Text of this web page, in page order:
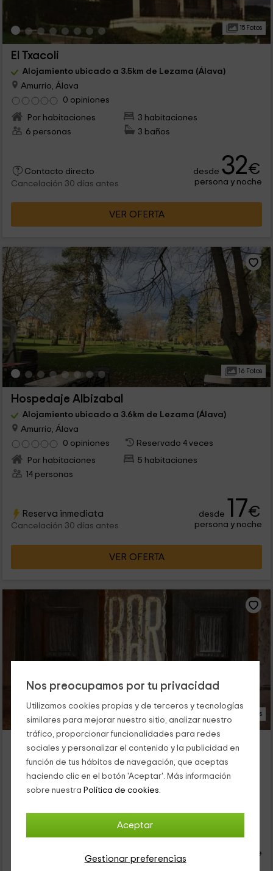
Nos preocupamos por tu privacidad
Utilizamos cookies propias y de terceros y tecnologías
similares para mejorar nuestro sitio, analizar nuestro
tráfico, proporcionar funcionalidades para redes
sociales y personalizar el contenido y la publicidad en
función de tus hábitos de navegación, que aceptas
haciendo clic en el botón 'Aceptar'. Más información
sobre nuestra Política de cookies.
Aceptar
Gestionar preferencias
15 Fotos
El Txacoli
Alojamiento ubicado a 3.5km de Lezama (Álava)
Amurrio, Álava
0 opiniones
Por habitaciones
3 habitaciones
6 personas
3 baños
Contacto directo
Cancelación 30 días antes
desde 32€
persona y noche
VER OFERTA
16 Fotos
Hospedaje Albizabal
Alojamiento ubicado a 3.6km de Lezama (Álava)
Amurrio, Álava
0 opiniones
Reservado 4 veces
Por habitaciones
5 habitaciones
14 personas
Reserva inmediata
Cancelación 30 días antes
desde 17€
persona y noche
VER OFERTA
19 Fotos
Lupardika
Alojamiento ubicado a 4.7km de Lezama (Álava)
Orduña, Vizcaya
0 opiniones
Cancelación 30 días antes
24
persona y noche